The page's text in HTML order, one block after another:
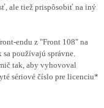
ale tiež prispôsobiť na iný
endu z "Front 108" na
používajú správne.
tak, aby vyhovoval
sériové číslo pre licenciu*